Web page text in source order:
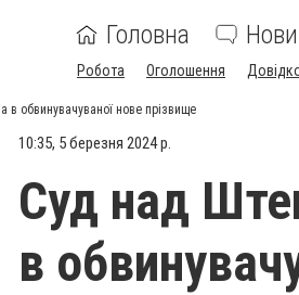
Головна
Робота Оголошення
обвинувачуваної нове прізвище
10:35, 5 березня 2024 р.
Суд над
в